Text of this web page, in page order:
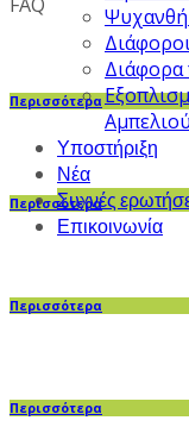
Ψυχανθή
Διάφορα
Αμπελιού
Υποστήριξη
Νέα
Συχνές
Επικοινωνία
Περισσότερα
Περισσότερα
Περισσότερα
Περισσότερα